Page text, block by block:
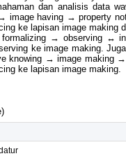
dan analisis data
image having → property
ke lapisan image
→ observing ↔
ke image making.
knowing → image
ke lapisan image making.